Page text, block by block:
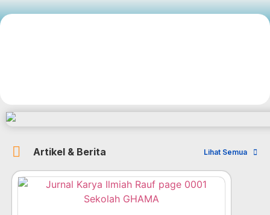
Artikel & Berita Lihat Semua